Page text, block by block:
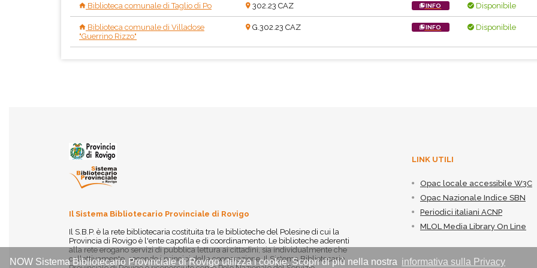
NOW Sistema Bibliotecario Provinciale di Rovigo utilizza i cookie. Scopri di più nella nostra informativa sulla Privacy
Biblioteca comunale di Taglio di Po 302.23 CAZ INFO Disponibile
Biblioteca comunale di Villadose
"Guerrino Rizzo"
G.302.23 CAZ INFO Disponibile
Il Sistema Bibliotecario Provinciale di Rovigo
Il S.B.P. è la rete bibliotecaria costituita tra le biblioteche del Polesine di cui la
Provincia di Rovigo è l'ente capofila e di coordinamento. Le biblioteche aderenti
alla rete erogano servizi di pubblica lettura ai cittadini, sia individualmente che
collettivamente, secondo i principi della cooperazione. Il Sistema Bibliotecario
LINK UTILI
Opac locale accessibile W3C
Opac Nazionale Indice SBN
Periodici italiani ACNP
MLOL Media Library On Line